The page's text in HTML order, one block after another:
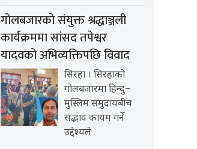
गोलबजारको संयुक्त श्रद्धाञ्जली
कार्यक्रममा सांसद तपेश्वर
यादवको अभिव्यक्तिपछि विवाद
सिरहा । सिरहाको
गोलबजारमा हिन्दु–
मुस्लिम समुदायबीच
सद्भाव कायम गर्ने
उद्देश्यले